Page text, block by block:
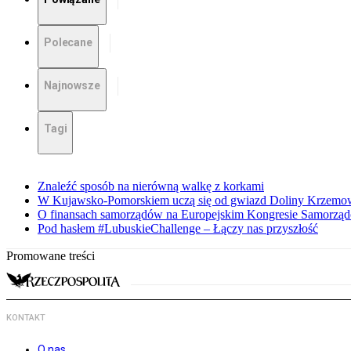
Polecane
Najnowsze
Tagi
Znaleźć sposób na nierówną walkę z korkami
W Kujawsko-Pomorskiem uczą się od gwiazd Doliny
O finansach samorządów na Europejskim Kongresie
Pod hasłem #LubuskieChallenge – Łączy nas przyszłość
Promowane treści
KONTAKT